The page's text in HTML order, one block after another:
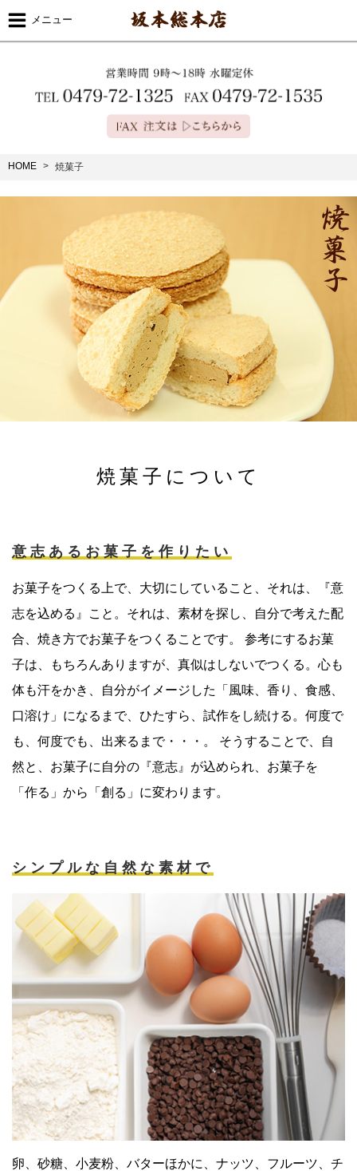
メニュー
HOME 焼菓子
焼菓子について
意志あるお菓子を作りたい
お菓子をつくる上で、大切にしていること、それは、『意
志を込める』こと。それは、素材を探し、自分で考えた配
合、焼き方でお菓子をつくることです。 参考にするお菓
子は、もちろんありますが、真似はしないでつくる。心も
体も汗をかき、自分がイメージした「風味、香り、食感、
口溶け」になるまで、ひたすら、試作をし続ける。何度で
も、何度でも、出来るまで・・・。 そうすることで、自
然と、お菓子に自分の『意志』が込められ、お菓子を
「作る」から「創る」に変わります。
シンプルな自然な素材で
卵、砂糖、小麦粉、バターほかに、ナッツ、フルーツ、チ